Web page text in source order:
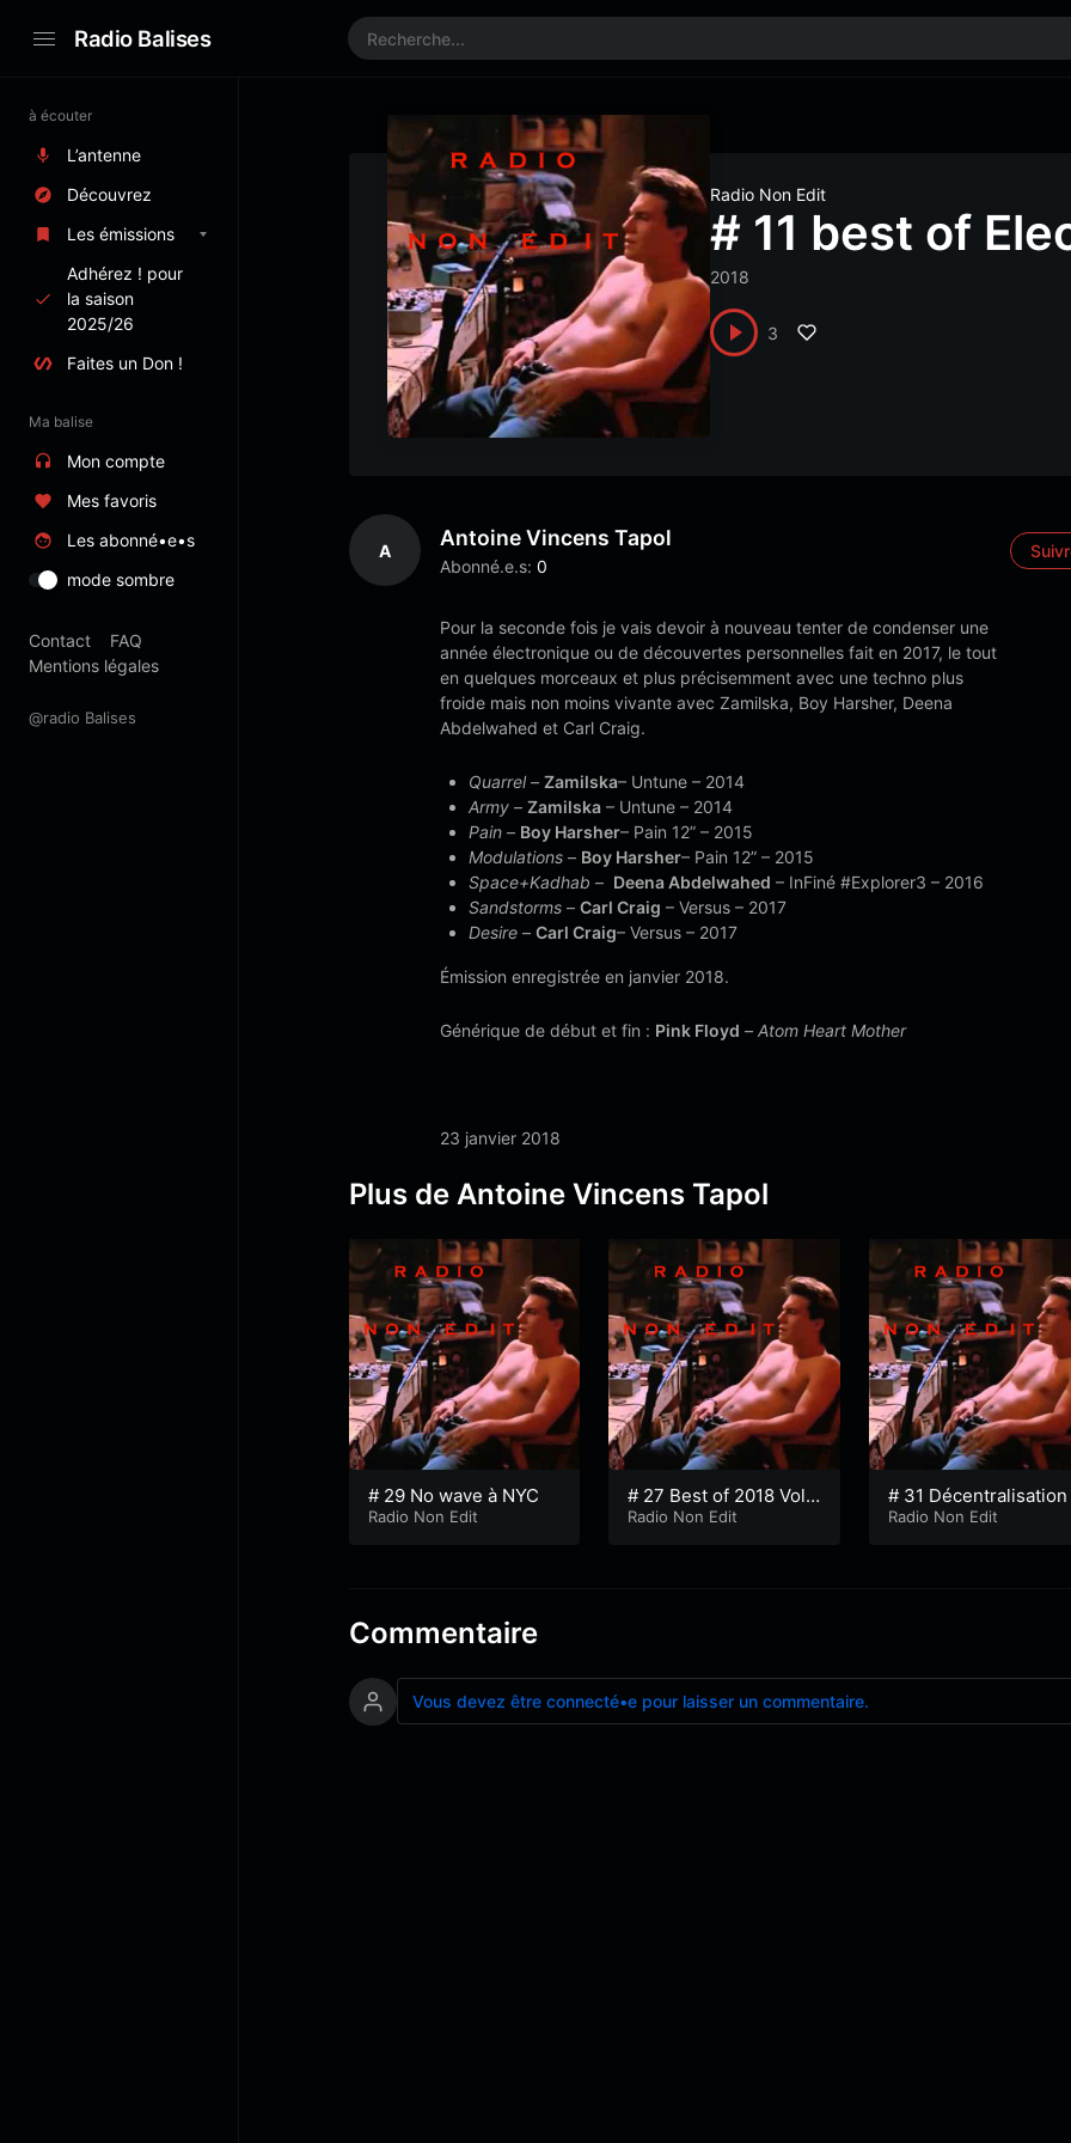
Radio Balises
à écouter
L’antenne
Découvrez
Les émissions
Adhérez ! pour
la saison
2025/26
Faites un Don !
Ma balise
Mon compte
Mes favoris
Les abonné•e•s
mode sombre
Contact
FAQ
Mentions légales
@radio Balises
Radio Non Edit
# 11 best of
2018
3
A Antoine Vincens Tapol
Abonné.e.s: 0
Pour la seconde fois je vais devoir à nouveau tenter de condenser une
année électronique ou de découvertes personnelles fait en 2017, le tout
en quelques morceaux et plus précisemment avec une techno plus
froide mais non moins vivante avec Zamilska, Boy Harsher, Deena
Abdelwahed et Carl Craig.
Quarrel– Zamilska– Untune – 2014
Army – Zamilska – Untune – 2014
Pain – Boy Harsher– Pain 12” – 2015
Modulations – Boy Harsher– Pain 12” – 2015
Space+Kadhab – Deena Abdelwahed – InFiné #Explorer3 – 2016
Sandstorms – Carl Craig – Versus – 2017
Desire – Carl Craig– Versus – 2017
Émission enregistrée en janvier 2018.
Générique de début et fin : Pink Floyd – Atom Heart Mother
23 janvier 2018
Plus de Antoine Vincens Tapol
# 29 No wave à NYC
Radio Non Edit
# 27 Best of 2018 Vol.
2
Radio Non Edit
# 31 Décentralisation
Radio Non Edit
Commentaire
Vous devez être connecté•e pour laisser un commentaire.